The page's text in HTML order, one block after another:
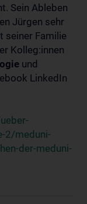
Sein Ableben
Jürgen sehr
seiner Familie
Kolleg:innen
und
LinkedIn
2/meduni-
der-meduni-